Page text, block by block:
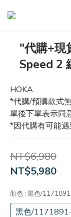
"代購+現
Speed 2
HOKA
*代購/預購款式
單後下單表示同
*因代購有可能
NT$6,980
NT$5,980
顏色 : 黑色/
黑色/